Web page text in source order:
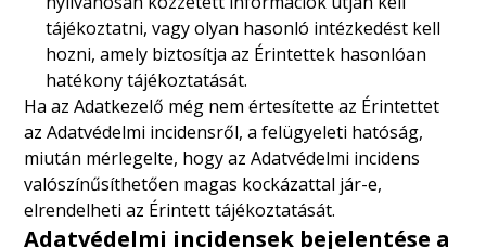
tájékoztatni, vagy olyan hasonló intézkedést kell
hozni, amely biztosítja az Érintettek hasonlóan
hatékony tájékoztatását.
Ha az Adatkezelő még nem értesítette az Érintettet
az Adatvédelmi incidensről, a felügyeleti hatóság,
miután mérlegelte, hogy az Adatvédelmi incidens
valószínűsíthetően magas kockázattal jár-e,
elrendelheti az Érintett tájékoztatását.
Adatvédelmi incidensek bejelentése a